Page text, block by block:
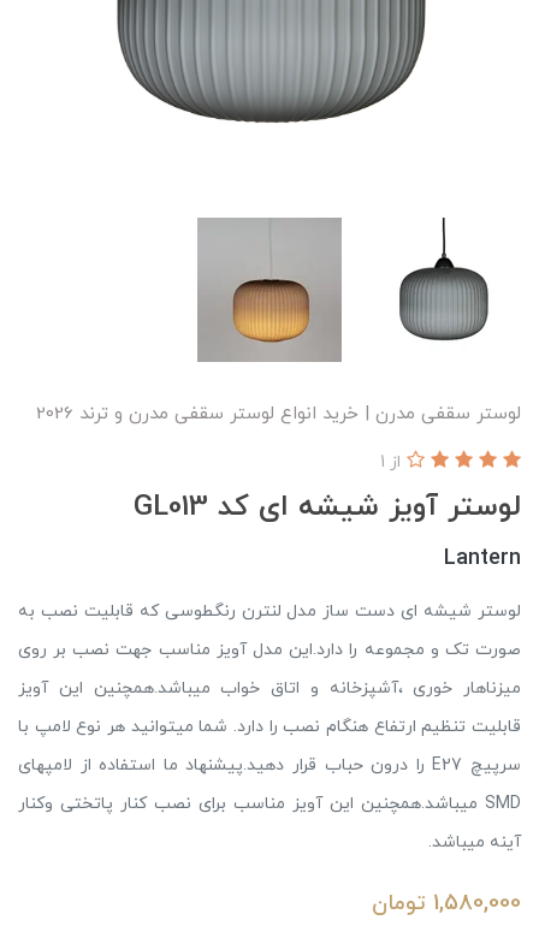
لوستر سقفی مدرن | خرید انواع لوستر سقفی مدرن و ترند 2026
لوستر آویز شیشه ای کد GL013
از 1
Lantern
لوستر شیشه ای دست ساز مدل لنترن رنگطوسی که قابلیت نصب به
صورت تک و مجموعه را دارد.این مدل آویز مناسب جهت نصب بر روی
میزناهار خوری ،آشپزخانه و اتاق خواب میباشد.همچنین این آویز
قابلیت تنظیم ارتفاع هنگام نصب را دارد. شما میتوانید هر نوع لامپ با
سرپیچ E27 را درون حباب قرار دهید.پیشنهاد ما استفاده از لامپهای
SMD میباشد.همچنین این آویز مناسب برای نصب کنار پاتختی وکنار
آینه میباشد.
1,580,000 تومان